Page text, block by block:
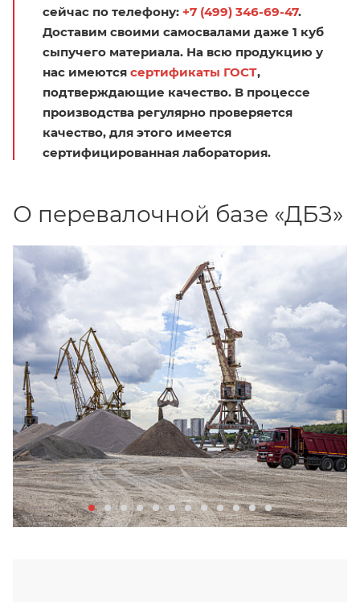
сейчас по телефону: +7 (499) 346-69-47.
Доставим своими самосвалами даже 1 куб
сыпучего материала. На всю продукцию у
нас имеются сертификаты ГОСТ,
подтверждающие качество. В процессе
производства регулярно проверяется
качество, для этого имеется
сертифицированная лаборатория.
О перевалочной базе «ДБЗ»